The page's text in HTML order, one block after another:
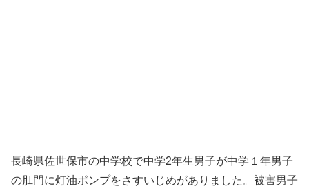
長崎県佐世保市の中学校で中学2年生男子が中学１年男子
の肛門に灯油ポンプをさすいじめがありました。被害男子